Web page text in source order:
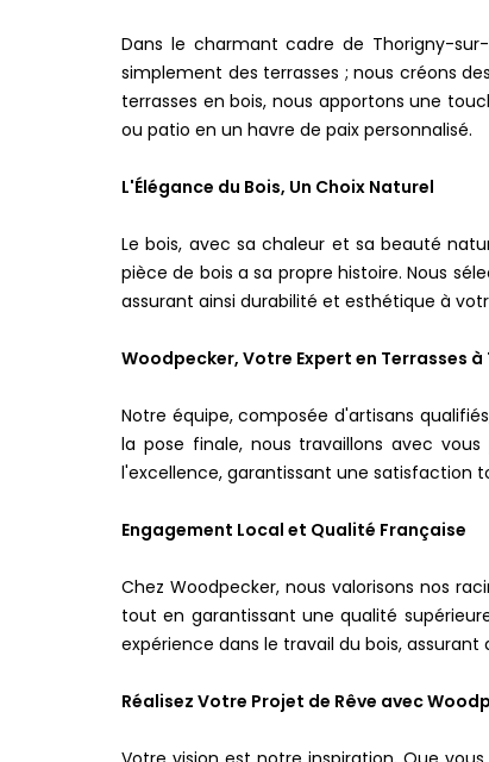
Dans le charmant cadre de Thorigny-
simplement des terrasses ; nous créons
terrasses en bois, nous apportons une
ou patio en un havre de paix personnalisé.
L'Élégance du Bois, Un Choix Naturel
Le bois, avec sa chaleur et sa beauté
pièce de bois a sa propre histoire. Nous
assurant ainsi durabilité et esthétique à
Woodpecker, Votre Expert en Terrasses
Notre équipe, composée d'artisans
la pose finale, nous travaillons avec
l'excellence, garantissant une satisfaction
Engagement Local et Qualité Française
Chez Woodpecker, nous valorisons nos
tout en garantissant une qualité
expérience dans le travail du bois,
Réalisez Votre Projet de Rêve avec